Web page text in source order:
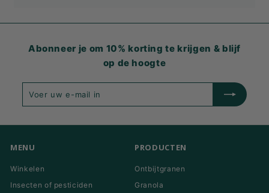
Abonneer je om 10% korting te krijgen & blijf
op de hoogte
mail
MENU
Winkelen
Insecten of pesticiden
PRODUCTEN
Ontbijtgranen
Granola